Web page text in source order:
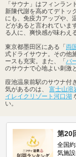
「サウナ」はフィンラ
新陳代謝を高めてデトッ
にも、免疫力アップや、
どがあると言われていま
る人に、爽快感が味わえ
東京都墨田区にある「 両
式ドライサウナ。その他
ースも充実。また、「 バ
のサウナで心地よい刺激
葭池温泉前駅のサウナ付
気があるのは、 富士山溶
イレイクリゾート河口湖
い。
第20
全国
気施